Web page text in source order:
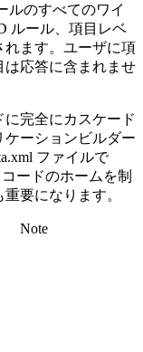
ルのすべてのワイ
ルール、項目レベ
れます。ユーザに項
は応答に含まれませ
完全にカスケード
ケーションビルダー
ファイルで
ードのホームを制
要になります。
Note